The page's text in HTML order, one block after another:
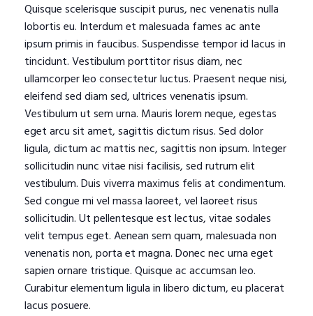
Quisque scelerisque suscipit purus, nec venenatis nulla
lobortis eu. Interdum et malesuada fames ac ante
ipsum primis in faucibus. Suspendisse tempor id lacus in
tincidunt. Vestibulum porttitor risus diam, nec
ullamcorper leo consectetur luctus. Praesent neque nisi,
eleifend sed diam sed, ultrices venenatis ipsum.
Vestibulum ut sem urna. Mauris lorem neque, egestas
eget arcu sit amet, sagittis dictum risus. Sed dolor
ligula, dictum ac mattis nec, sagittis non ipsum. Integer
sollicitudin nunc vitae nisi facilisis, sed rutrum elit
vestibulum. Duis viverra maximus felis at condimentum.
Sed congue mi vel massa laoreet, vel laoreet risus
sollicitudin. Ut pellentesque est lectus, vitae sodales
velit tempus eget. Aenean sem quam, malesuada non
venenatis non, porta et magna. Donec nec urna eget
sapien ornare tristique. Quisque ac accumsan leo.
Curabitur elementum ligula in libero dictum, eu placerat
lacus posuere.